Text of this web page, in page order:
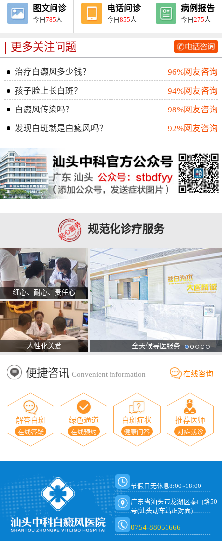
图文问诊
今日785 人
电话问诊
今日855 人
病例报告
今日275 人
更多关注问题
治疗白癜风多少钱？
96%网友咨询
孩子脸上长白斑？
94%网友咨询
白癜风传染吗？
98%网友咨询
发现白斑就是白癜风吗？
92%网友咨询
规范化诊疗服务
细心、耐心、责任心
人性化关爱 全天候导医服务
便捷咨讯 Convenient information 在线咨询
解答白斑
在线答疑
绿色通道
在线预约
白斑症状
健康问答
推荐医师
对症就诊
节假日无休息8:00~18:00
广东省汕头市龙湖区泰山路50
号(汕头动车站正对面)
0754-88051666